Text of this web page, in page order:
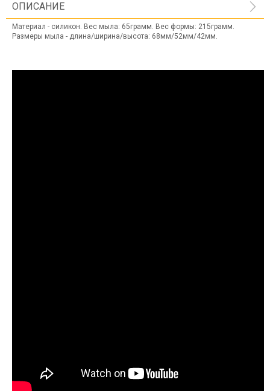
ОПИСАНИЕ
Материал - силикон. Вес мыла: 65грамм. Вес формы: 215грамм.
Размеры мыла - длина/ширина/высота: 68мм/52мм/42мм.